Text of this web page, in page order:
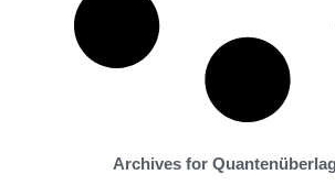
Archives for